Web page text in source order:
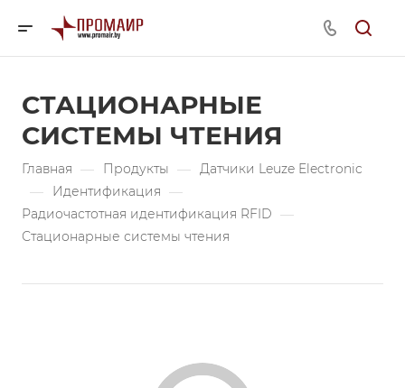
СТАЦИОНАРНЫЕ
СИСТЕМЫ ЧТЕНИЯ
Главная — Продукты — Датчики Leuze Electronic
— Идентификация —
Радиочастотная идентификация RFID —
Стационарные системы чтения